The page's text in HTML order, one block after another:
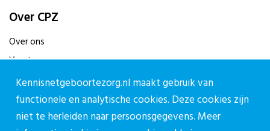
Over CPZ
Over ons
Vacatures
Contact
Contact
Kennisnetgeboortezorg.nl maakt gebruik van
functionele en analytische cookies. Deze cookies zijn
niet te herleiden naar persoonsgegevens. Meer